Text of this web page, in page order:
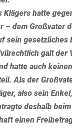
Klägers hatte
– dem Großvater
sein gesetzliches
galt der
hatte auch
Als der
also sein
deshalb
einen